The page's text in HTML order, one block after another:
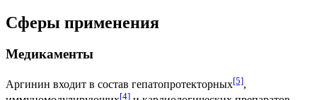
Сферы применения
Медикаменты
Аргинин входит в состав гепатопротекторных[5],
[4]